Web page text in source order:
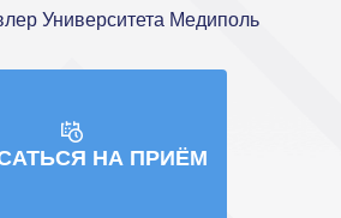
Университета Медиполь
НА ПРИЁМ